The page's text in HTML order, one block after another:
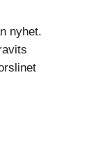
nyhet.